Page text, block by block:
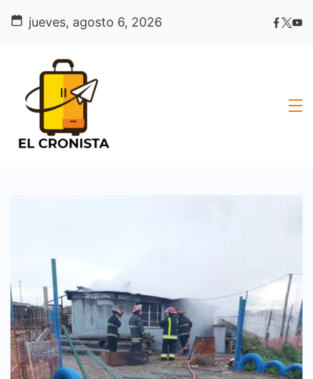
jueves, agosto 6, 2026